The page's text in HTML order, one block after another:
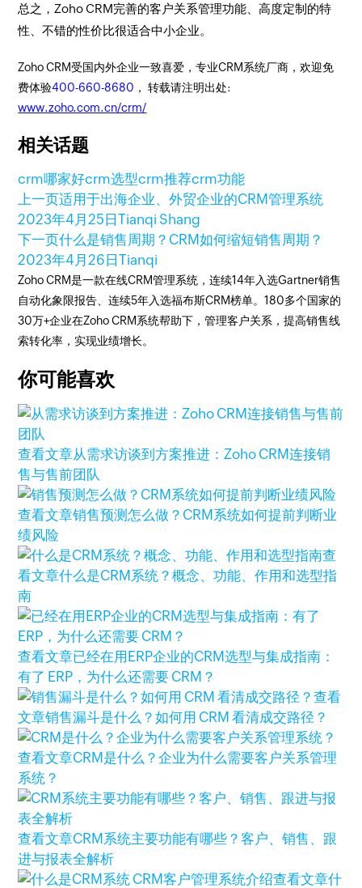
总之，Zoho CRM完善的客户关系管理功能、高度定制的特
性、不错的性价比很适合中小企业。
Zoho CRM受国内外企业一致喜爱，专业CRM系统厂商，欢迎免
费体验400-660-8680 ， 转载请注明出处:
www.zoho.com.cn/crm/
相关话题
crm哪家好crm选型crm推荐crm功能
上一页适用于出海企业、外贸企业的CRM管理系统
2023年4月25日Tianqi Shang
下一页什么是销售周期？CRM如何缩短销售周期？
2023年4月26日Tianqi
Zoho CRM是一款在线CRM管理系统，连续14年入选Gartner销售
自动化象限报告、连续5年入选福布斯CRM榜单。180多个国家的
30万+企业在Zoho CRM系统帮助下，管理客户关系，提高销售线
索转化率，实现业绩增长。
你可能喜欢
查看文章从需求访谈到方案推进：Zoho CRM连接销
售与售前团队
查看文章销售预测怎么做？CRM系统如何提前判断业
绩风险
查
看文章什么是CRM系统？概念、功能、作用和选型指
南
查看文章已经在用ERP企业的CRM选型与集成指南：
有了 ERP，为什么还需要 CRM？
查看
文章销售漏斗是什么？如何用 CRM 看清成交路径？
查看文章CRM是什么？企业为什么需要客户关系管理
系统？
查看文章CRM系统主要功能有哪些？客户、销售、跟
进与报表全解析
查看文章什